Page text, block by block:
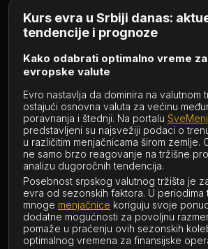
Kurs evra u Srbiji danas:
tendencije i prognoze
Kako odabrati optimalno vreme
evropske valute
Evro nastavlja da dominira na valutnom
ostajući osnovna valuta za većinu
poravnanja i štednji. Na portalu
predstavljeni su najsvežiji podaci o
u različitim menjačnicama širom zemlje.
ne samo brzo reagovanje na tržišne
analizu dugoročnih tendencija.
Posebnost srpskog valutnog tržišta je
evra od sezonskih faktora. U periodima
mnoge menjačnice koriguju svoje
dodatne mogućnosti za povoljnu
pomaže u praćenju ovih sezonskih
optimalnog vremena za finansijske